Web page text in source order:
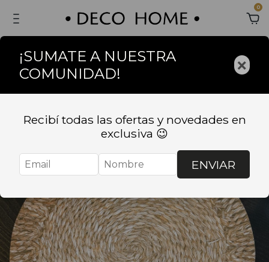
0
¡SUMATE A NUESTRA
COMUNIDAD!
×
Recibí todas las ofertas y novedades en
exclusiva 😉
ENVIAR